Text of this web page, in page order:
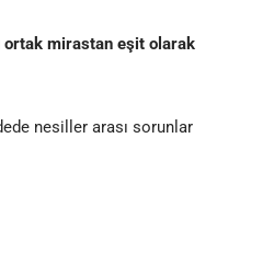
ortak mirastan eşit olarak
nesiller arası sorunlar